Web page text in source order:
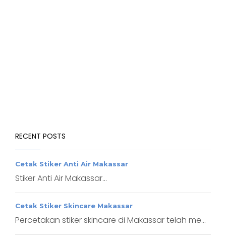
RECENT POSTS
Cetak Stiker Anti Air Makassar
Stiker Anti Air Makassar...
Cetak Stiker Skincare Makassar
Percetakan stiker skincare di Makassar telah me...